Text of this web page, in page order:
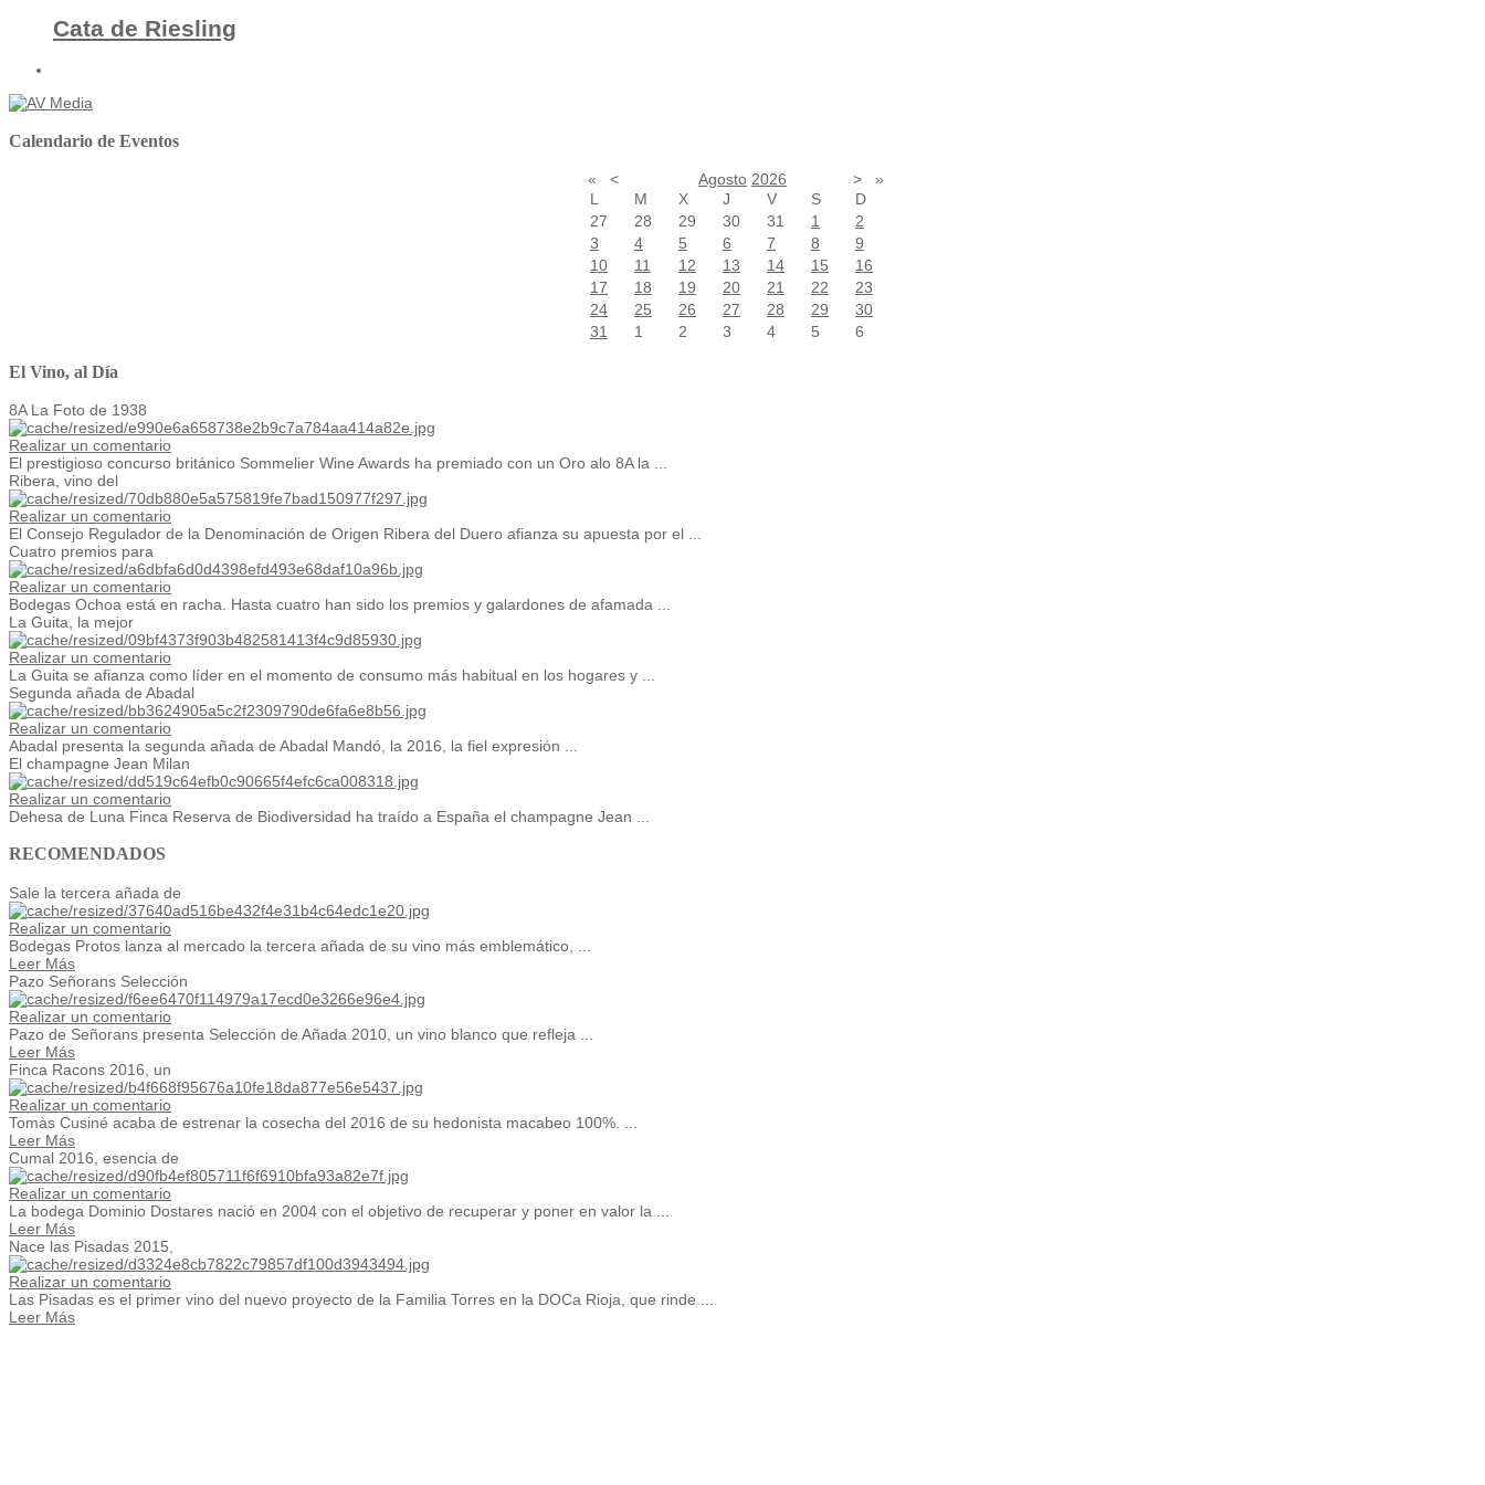
Cata de Riesling
Calendario de Eventos
« < Agosto 2026 >
»
L
M X J V S
D
27
28 29 30 31 1
2
3
4 5 6 7 8
9
10
11 12 13 14 15
16
17
18 19 20 21 22
23
24
25 26 27 28 29
30
31
1 2 3 4 5 6
El Vino, al Día
8A La Foto de 1938
Realizar un comentario
El prestigioso concurso británico Sommelier Wine Awards ha premiado con un Oro alo 8A la ...
Ribera, vino del
Realizar un comentario
El Consejo Regulador de la Denominación de Origen Ribera del Duero afianza su apuesta por el ...
Cuatro premios para
Realizar un comentario
Bodegas Ochoa está en racha. Hasta cuatro han sido los premios y galardones de afamada ...
La Guita, la mejor
Realizar un comentario
La Guita se afianza como líder en el momento de consumo más habitual en los hogares y ...
Segunda añada de Abadal
Realizar un comentario
Abadal presenta la segunda añada de Abadal Mandó, la 2016, la fiel expresión ...
El champagne Jean Milan
Realizar un comentario
Dehesa de Luna Finca Reserva de Biodiversidad ha traído a España el champagne Jean ...
RECOMENDADOS
Sale la tercera añada de
Realizar un comentario
Bodegas Protos lanza al mercado la tercera añada de su vino más emblemático, ...
Leer Más
Pazo Señorans Selección
Realizar un comentario
Pazo de Señorans presenta Selección de Añada 2010, un vino blanco que refleja ...
Leer Más
Finca Racons 2016, un
Realizar un comentario
Tomàs Cusiné acaba de estrenar la cosecha del 2016 de su hedonista macabeo 100%. ...
Leer Más
Cumal 2016, esencia de
Realizar un comentario
La bodega Dominio Dostares nació en 2004 con el objetivo de recuperar y poner en valor la ...
Leer Más
Nace las Pisadas 2015,
Realizar un comentario
Las Pisadas es el primer vino del nuevo proyecto de la Familia Torres en la DOCa Rioja, que rinde ...
Leer Más